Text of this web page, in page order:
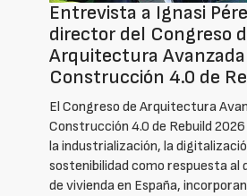
Entrevista a Ignasi
director del Congreso
Arquitectura
Construcción 4.0 de
El Congreso de Arquitectura
Construcción 4.0 de Rebuild
la industrialización, la
sostenibilidad como respuesta
de vivienda en España,